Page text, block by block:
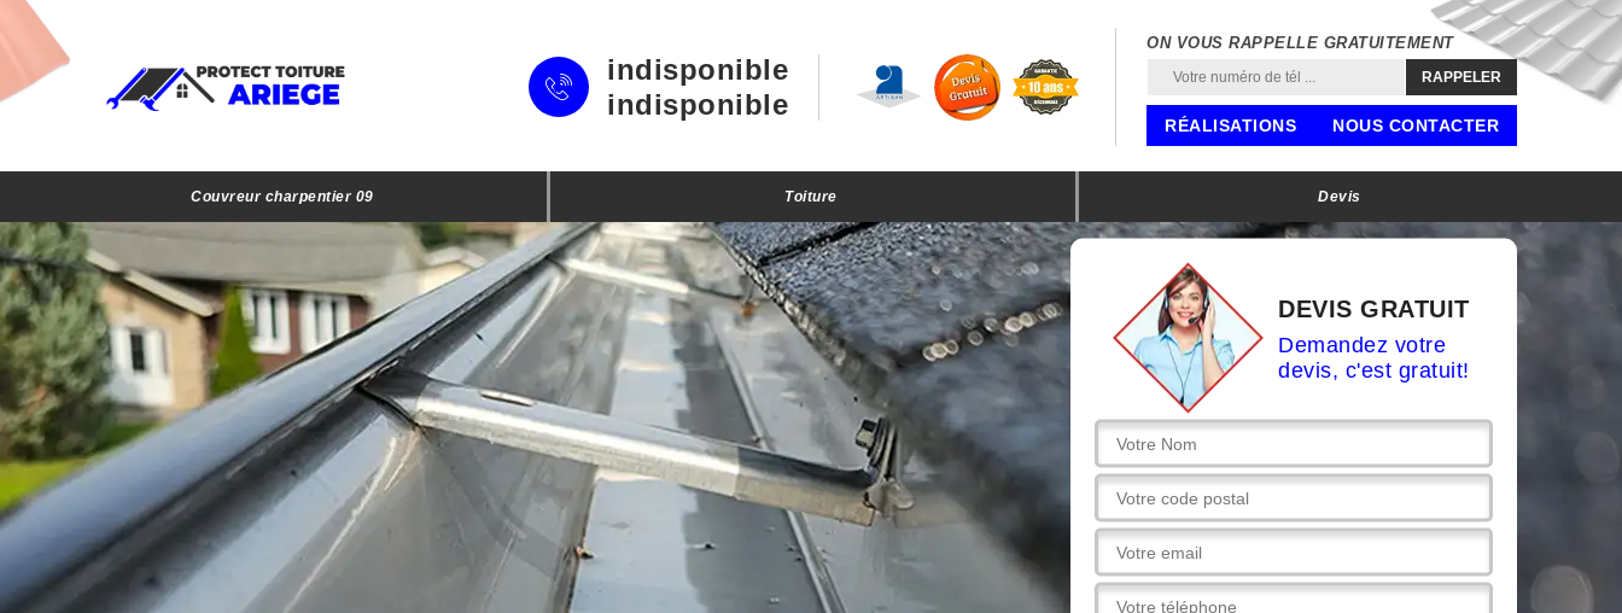
indisponible
indisponible
ON VOUS RAPPELLE GRATUITEMENT
RÉALISATIONS NOUS CONTACTER
Couvreur charpentier 09 Toiture Devis
DEVIS GRATUIT
Demandez votre
devis, c'est gratuit!